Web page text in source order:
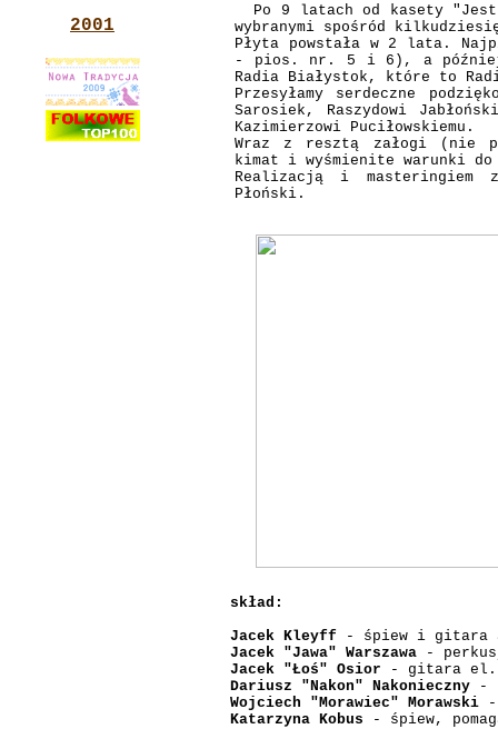
2001
Po 9 latach od kasety "Jest
wybranymi spośród
Płyta powstała w 2 lata.
- pios. nr. 5 i 6), a później
Radia Białystok, które to
Przesyłamy serdeczne
Sarosiek, Raszydowi
Kazimierzowi Puciłowskiemu.
Wraz z resztą załogi (nie
kimat i wyśmienite warunki
Realizacją i masteringiem
Płoński.
skład:
Jacek Kleyff - śpiew i gitara
Jacek "Jawa" Warszawa -
Jacek "Łoś" Osior - gitara
Dariusz "Nakon" Nakonieczny -
Wojciech "Morawiec" Morawski -
Katarzyna Kobus - śpiew,